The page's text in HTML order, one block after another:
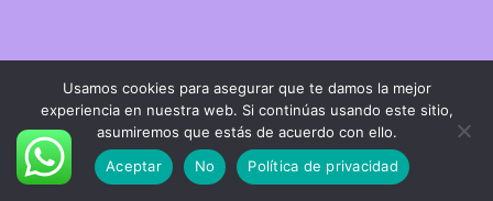
Usamos cookies para asegurar que te damos la mejor
experiencia en nuestra web. Si continúas usando este sitio,
asumiremos que estás de acuerdo con ello.
Aceptar
No Política de privacidad